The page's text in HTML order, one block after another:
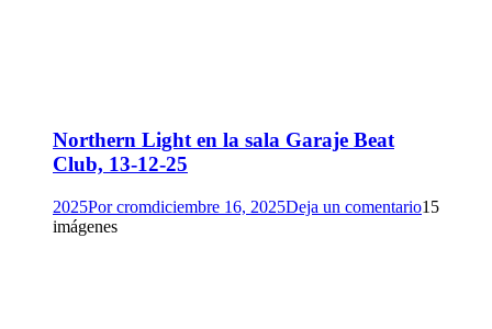
Northern Light en la sala Garaje Beat
Club, 13-12-25
2025Porcromdiciembre 16, 2025Deja un comentario15
imágenes